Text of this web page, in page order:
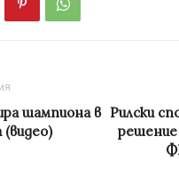
шампиона в
(видео)
Рилски
решение